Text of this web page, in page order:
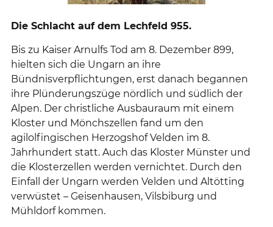
Die Schlacht auf dem Lechfeld 955.
Bis zu Kaiser Arnulfs Tod am 8. Dezember 899,
hielten sich die Ungarn an ihre
Bündnisverpflichtungen, erst danach begannen
ihre Plünderungszüge nördlich und südlich der
Alpen. Der christliche Ausbauraum mit einem
Kloster und Mönchszellen fand um den
agilolfingischen Herzogshof Velden im 8.
Jahrhundert statt. Auch das Kloster Münster und
die Klosterzellen werden vernichtet. Durch den
Einfall der Ungarn werden Velden und Altötting
verwüstet – Geisenhausen, Vilsbiburg und
Mühldorf kommen.